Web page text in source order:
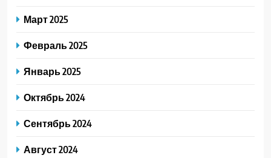
Март 2025
Февраль 2025
Январь 2025
Октябрь 2024
Сентябрь 2024
Август 2024